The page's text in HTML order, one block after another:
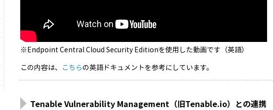
※Endpoint Central Cloud Security Editionを使用した動画です（英語）
この内容は、 こちらの英語ドキュメントを参考にしています。
Tenable Vulnerability Management（旧Tenable.io）との連携